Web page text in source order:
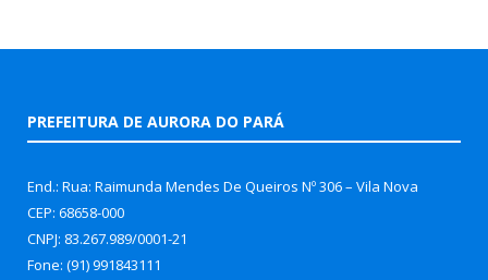
PREFEITURA DE AURORA DO PARÁ
End.: Rua: Raimunda Mendes De Queiros Nº 306 – Vila Nova
CEP: 68658-000
CNPJ: 83.267.989/0001-21
Fone: (91) 991843111